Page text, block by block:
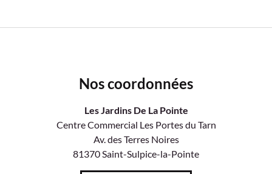
Nos coordonnées
Les Jardins De La Pointe
Centre Commercial Les Portes du Tarn
Av. des Terres Noires
81370 Saint-Sulpice-la-Pointe